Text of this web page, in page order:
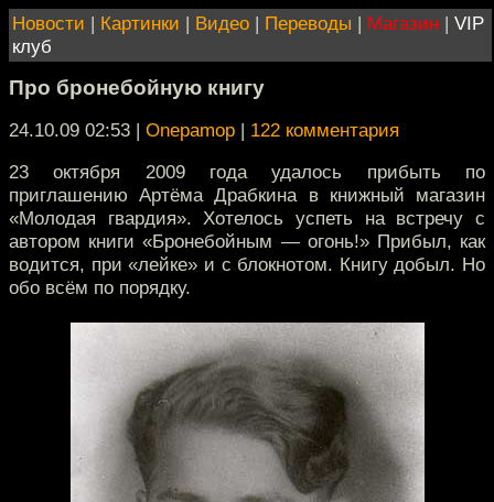
Новости | Картинки | Видео | Переводы | Магазин | VIP
клуб
Про бронебойную книгу
24.10.09 02:53 | Onepamop | 122 комментария
23 октября 2009 года удалось прибыть по
приглашению Артёма Драбкина в книжный магазин
«Молодая гвардия». Хотелось успеть на встречу с
автором книги «Бронебойным — огонь!» Прибыл, как
водится, при «лейке» и с блокнотом. Книгу добыл. Но
обо всём по порядку.